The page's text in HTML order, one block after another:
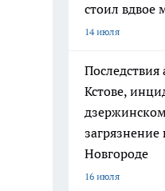
стоил вдвое
14 июля
Кстове,
Новгороде
16 июля